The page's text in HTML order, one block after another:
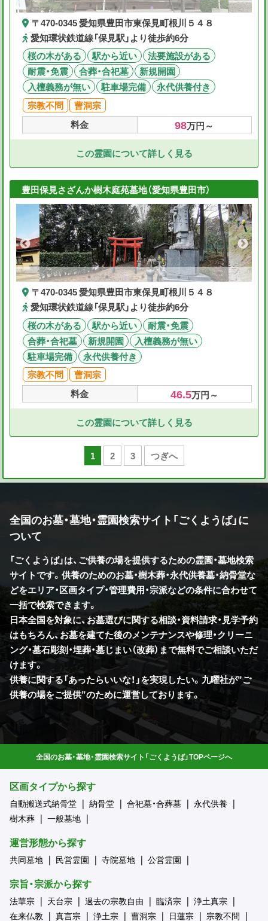
〒470-0345 愛知県豊田市東保見町根川５４８
愛知環状鉄道線「保見駅」より徒歩約6分
桜の木がある
駅から近い
法要施設がある
耐震・免震
合葬・合祀墓
新規開園
入檀義務が無い
駐車場完備
永代供養付き
宗教不問
曹洞宗
料金
98万円～
この霊園について詳しく見る
豊田保見さざんか樹木庭苑墓地（愛知県豊田市）
〒470-0345 愛知県豊田市東保見町根川５４８
愛知環状鉄道線「保見駅」より徒歩約6分
桜の木がある
駅から近い
耐震・免震
合葬・合祀墓
新規開園
入檀義務が無い
駐車場完備
永代供養付き
宗教不問
曹洞宗
料金
46.5万円～
この霊園について詳しく見る
1 2 3 つぎへ
全国のお墓・墓地・霊園検索サイト「ごくようば」に
ついて
「ごくようば」は、ご供養の場を提供するための霊園・墓地検索
サイトです。供養のためのお墓・樹木葬・永代供養墓・納骨堂な
どをエリア・区画タイプ・管理費用・宗派などの条件に合わせて
一括で検索できます。
日本全国を対象に、お墓選びに関する相談・資料請求・見学予約
はもちろん、お墓を建てた後のメンテナンスや修理・クリーニ
ング・墓石彫刻・埋葬・墓じまい（改葬）まで無料でご相談いただ
けます。
供養に関する「あったらいいな！」を実現したい。九曜社が”ご
供養の場をご提供”のために運営しております。
全国のお墓・墓地・霊園検索サイト「ごくようば」TOPページへ
区画タイプから探す
自動搬送式納骨堂 納骨堂 合祀墓・合葬墓
永代供養
樹木葬
一般墓地
運営形態から探す
共同墓地 民営霊園 寺院墓地 公営霊園
宗旨・宗派から探す
法華宗 天台宗 過去の宗教自由 臨済宗
浄土真宗
在来仏教
真言宗 浄土宗 曹洞宗 日蓮宗 宗教不問